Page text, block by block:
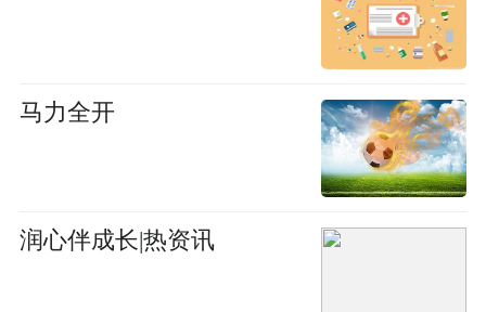
马力全开
润心伴成长|热资讯